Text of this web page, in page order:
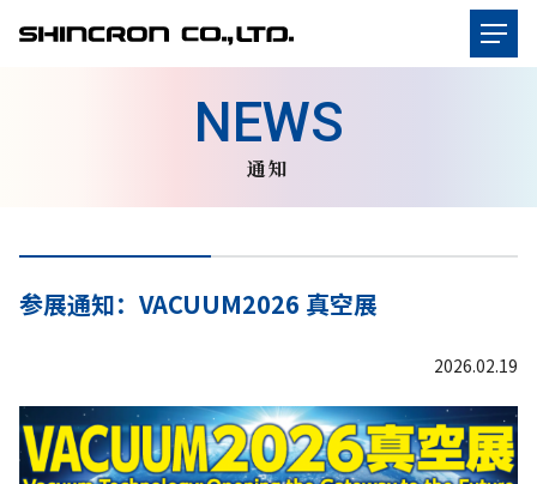
通知
参展通知：VACUUM2026 真空展
2026.02.19